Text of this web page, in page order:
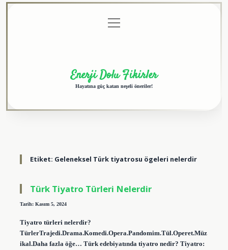
menüyü
aç
Enerji Dolu Fikirler
Hayatına güç katan neşeli öneriler!
Etiket: Geleneksel Türk tiyatrosu ögeleri nelerdir
Türk Tiyatro Türleri Nelerdir
Tarih: Kasım 5, 2024
Tiyatro türleri nelerdir?
TürlerTrajedi.Drama.Komedi.Opera.Pandomim.Tül.Operet.Müz
ikal.Daha fazla öğe… Türk edebiyatında tiyatro nedir? Tiyatro: